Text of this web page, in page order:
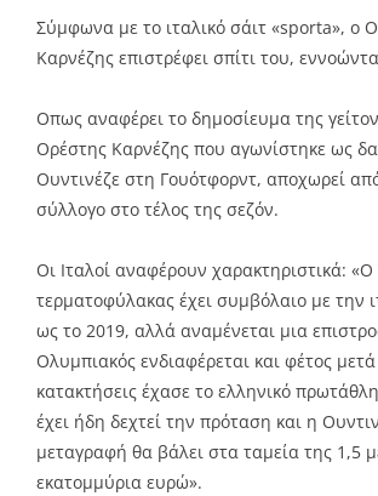
Σύμφωνα με το ιταλικό σάιτ «sporta», ο
Καρνέζης επιστρέφει σπίτι του,
Οπως αναφέρει το δημοσίευμα της
Ορέστης Καρνέζης που αγωνίστηκε ως
Ουντινέζε στη Γουότφορντ, αποχωρεί
σύλλογο στο τέλος της σεζόν.
Οι Ιταλοί αναφέρουν χαρακτηριστικά:
τερματοφύλακας έχει συμβόλαιο με την
ως το 2019, αλλά αναμένεται μια
Ολυμπιακός ενδιαφέρεται και φέτος
κατακτήσεις έχασε το ελληνικό
έχει ήδη δεχτεί την πρόταση και η
μεταγραφή θα βάλει στα ταμεία της 1,5
εκατομμύρια ευρώ».